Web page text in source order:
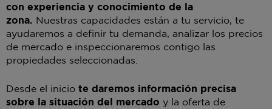
con experiencia y conocimiento de la
zona. Nuestras capacidades están a tu servicio, te
ayudaremos a definir tu demanda, analizar los precios
de mercado e inspeccionaremos contigo las
propiedades seleccionadas.
Desde el inicio te daremos información precisa
sobre la situación del mercado y la oferta de